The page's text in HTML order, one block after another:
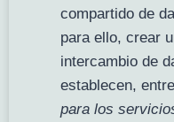
compartido de
para ello, crear
intercambio de
establecen,
para los